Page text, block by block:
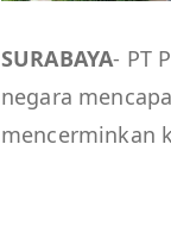
SURABAYA- PT
negara
mencerminkan